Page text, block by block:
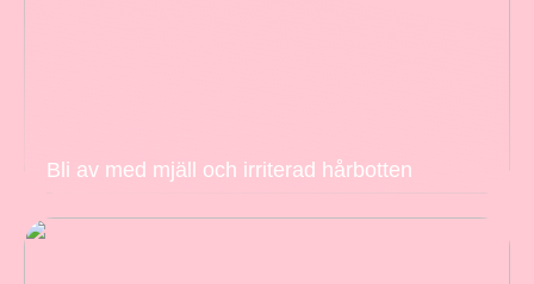
Bli av med mjäll och irriterad hårbotten